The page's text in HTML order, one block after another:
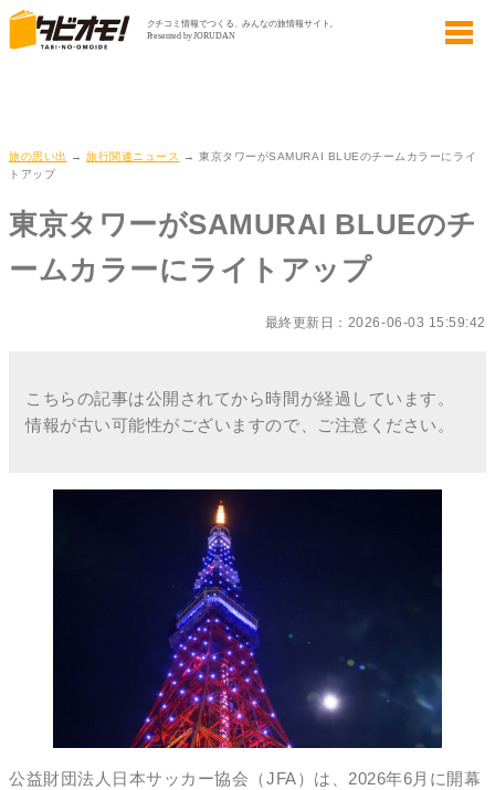
旅の思い出 →旅行関連ニュース
→ 東京タワーがSAMURAI BLUEのチームカラーにライ
トアップ
東京タワーがSAMURAI BLUEのチ
ームカラーにライトアップ
最終更新日：2026-06-03 15:59:42
こちらの記事は公開されてから時間が経過しています。
情報が古い可能性がございますので、ご注意ください。
公益財団法人日本サッカー協会（JFA）は、2026年6月に開幕